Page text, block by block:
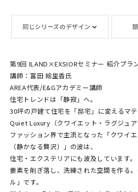
同じシリーズのデザイン
第9回 ILAND×EXSIORセミナー 紹介プラ
講師：富田 絵里香氏
AREA代表/E&Gアカデミー講師
住宅トレンドは「静寂」へ。
30坪の戸建て住宅を「邸宅」に変えるマ
Quiet Luxury（クワイエット・ラグジュア
ファッション界で主流となった「クワイ
（静かなる贅沢）」の波は、
住宅・エクステリアにも波及しています。
要素を削ぎ落し、洗練された空間を作る
ル」です。